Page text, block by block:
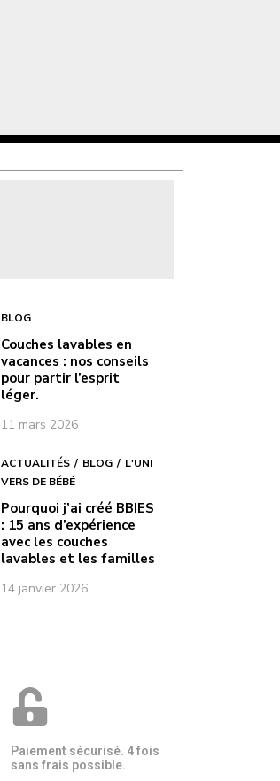
BLOG
Couches lavables en
vacances : nos conseils
pour partir l’esprit
léger.
11 mars 2026
ACTUALITÉS BLOG
L'UNI
VERS DE BÉBÉ
Pourquoi j’ai créé BBIES
: 15 ans d’expérience
avec les couches
lavables et les familles
14 janvier 2026
Paiement sécurisé. 4 fois
sans frais possible.